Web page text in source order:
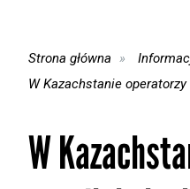
Strona główna
W Kazachstanie
W